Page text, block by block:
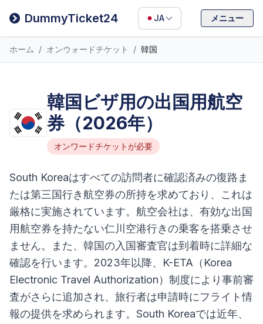
DummyTicket24 JA
Filipino
Deutsch
メニュー
ホーム / オンウォードチケット / 韓国
韓国ビザ用の出国用航空
券（2026年）
オンワードチケットが必要
South Koreaはすべての訪問者に確認済みの復路ま
たは第三国行き航空券の所持を求めており、これは
厳格に実施されています。航空会社は、有効な出国
用航空券を持たない仁川空港行きの乗客を搭乗させ
ません。また、韓国の入国審査官は到着時に詳細な
確認を行います。2023年以降、K-ETA（Korea
Electronic Travel Authorization）制度により事前審
査がさらに追加され、旅行者は申請時にフライト情
報の提供を求められます。South Koreaでは近年、